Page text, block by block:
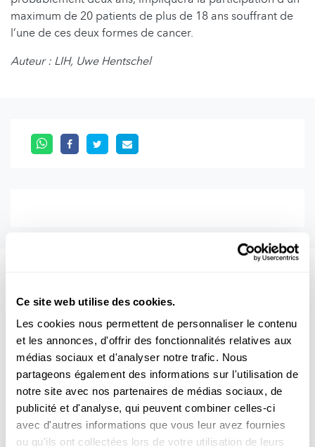
Ce site web utilise des cookies.
Les cookies nous permettent de personnaliser le contenu
et les annonces, d'offrir des fonctionnalités relatives aux
médias sociaux et d'analyser notre trafic. Nous
partageons également des informations sur l'utilisation de
notre site avec nos partenaires de médias sociaux, de
publicité et d'analyse, qui peuvent combiner celles-ci
avec d'autres informations que vous leur avez fournies
ou qu'ils ont collectées lors de votre utilisation de leurs
maximum de 20 patients de plus de 18 ans souffrant de
l’une de ces deux formes de cancer.
Auteur : LIH, Uwe Hentschel
KREBS GEHIRN ZELLEN